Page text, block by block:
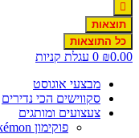
תוצאות
כל התוצאות
₪0.00
0 עגלת קניות
מבצעי אוגוסט
סקווישים הכי נדירים
צעצועים ומותגים
פוקימון Pokémon